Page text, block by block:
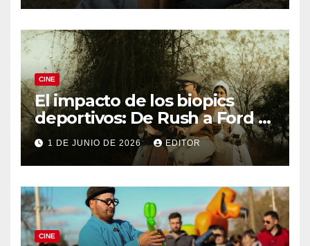
CINE
El impacto de los biopics
deportivos: De Rush a Ford v
Ferrari
1 DE JUNIO DE 2026 EDITOR
CINE